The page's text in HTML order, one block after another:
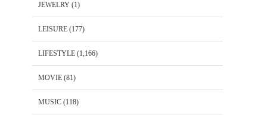
JEWELRY (1)
LEISURE (177)
LIFESTYLE (1,166)
MOVIE (81)
MUSIC (118)